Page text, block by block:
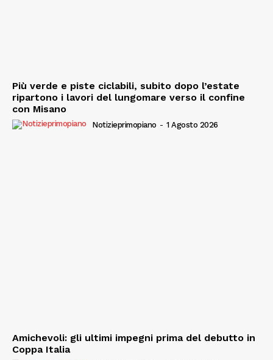
Più verde e piste ciclabili, subito dopo l’estate
ripartono i lavori del lungomare verso il confine
con Misano
Notizieprimopiano - 1 Agosto 2026
Amichevoli: gli ultimi impegni prima del debutto in
Coppa Italia